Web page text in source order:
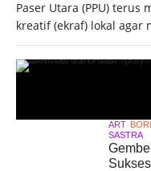
Paser Utara (PPU)
kreatif (ekraf) lokal agar
ART
SASTRA